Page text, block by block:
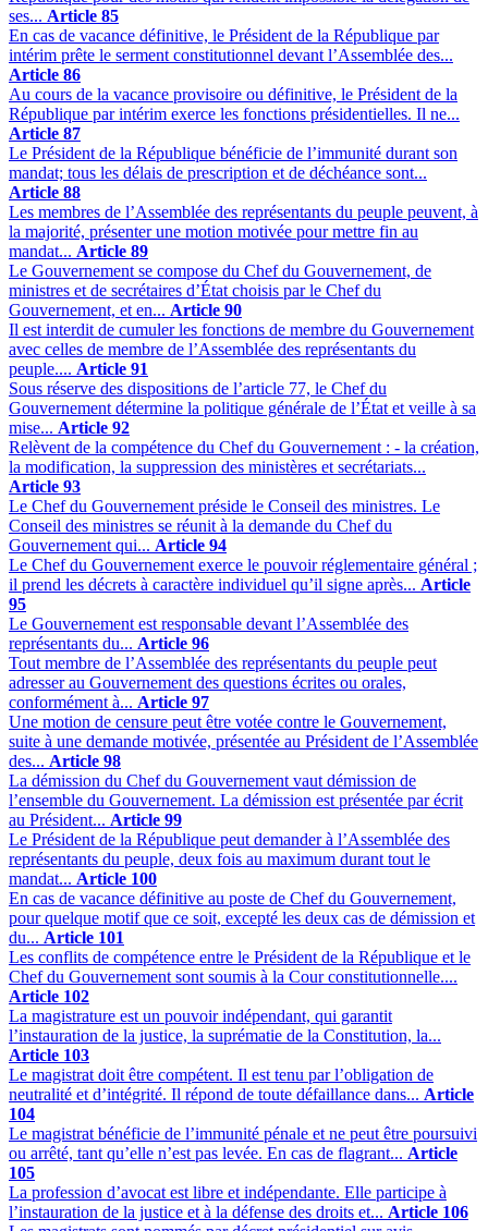
ses... Article 85
En cas de vacance définitive, le Président de la République par
intérim prête le serment constitutionnel devant l’Assemblée des...
Article 86
Au cours de la vacance provisoire ou définitive, le Président de la
République par intérim exerce les fonctions présidentielles. Il ne...
Article 87
Le Président de la République bénéficie de l’immunité durant son
mandat; tous les délais de prescription et de déchéance sont...
Article 88
Les membres de l’Assemblée des représentants du peuple peuvent, à
la majorité, présenter une motion motivée pour mettre fin au
mandat... Article 89
Le Gouvernement se compose du Chef du Gouvernement, de
ministres et de secrétaires d’État choisis par le Chef du
Gouvernement, et en... Article 90
Il est interdit de cumuler les fonctions de membre du Gouvernement
avec celles de membre de l’Assemblée des représentants du
peuple.... Article 91
Sous réserve des dispositions de l’article 77, le Chef du
Gouvernement détermine la politique générale de l’État et veille à sa
mise... Article 92
Relèvent de la compétence du Chef du Gouvernement : - la création,
la modification, la suppression des ministères et secrétariats...
Article 93
Le Chef du Gouvernement préside le Conseil des ministres. Le
Conseil des ministres se réunit à la demande du Chef du
Gouvernement qui... Article 94
Le Chef du Gouvernement exerce le pouvoir réglementaire général ;
il prend les décrets à caractère individuel qu’il signe après... Article
95
Le Gouvernement est responsable devant l’Assemblée des
représentants du... Article 96
Tout membre de l’Assemblée des représentants du peuple peut
adresser au Gouvernement des questions écrites ou orales,
conformément à... Article 97
Une motion de censure peut être votée contre le Gouvernement,
suite à une demande motivée, présentée au Président de l’Assemblée
des... Article 98
La démission du Chef du Gouvernement vaut démission de
l’ensemble du Gouvernement. La démission est présentée par écrit
au Président... Article 99
Le Président de la République peut demander à l’Assemblée des
représentants du peuple, deux fois au maximum durant tout le
mandat... Article 100
En cas de vacance définitive au poste de Chef du Gouvernement,
pour quelque motif que ce soit, excepté les deux cas de démission et
du... Article 101
Les conflits de compétence entre le Président de la République et le
Chef du Gouvernement sont soumis à la Cour constitutionnelle....
Article 102
La magistrature est un pouvoir indépendant, qui garantit
l’instauration de la justice, la suprématie de la Constitution, la...
Article 103
Le magistrat doit être compétent. Il est tenu par l’obligation de
neutralité et d’intégrité. Il répond de toute défaillance dans... Article
104
Le magistrat bénéficie de l’immunité pénale et ne peut être poursuivi
ou arrêté, tant qu’elle n’est pas levée. En cas de flagrant... Article
105
La profession d’avocat est libre et indépendante. Elle participe à
l’instauration de la justice et à la défense des droits et... Article 106